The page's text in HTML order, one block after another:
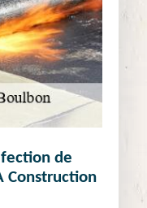
de
Construction